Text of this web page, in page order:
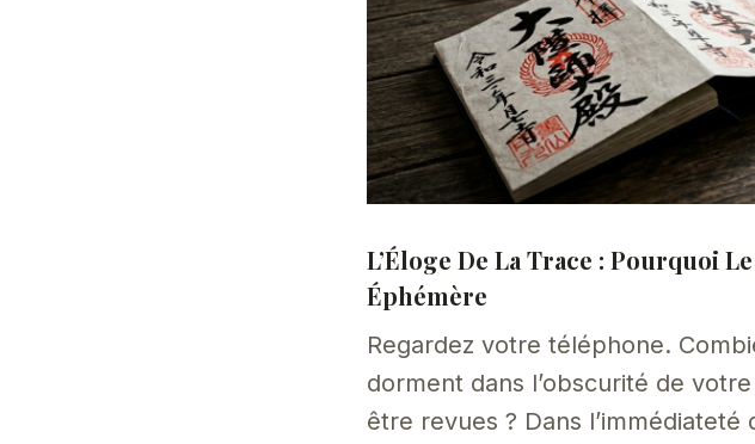
L’Éloge De La Trace : Pourquoi
Éphémère
Regardez votre téléphone.
dorment dans l’obscurité de
être revues ? Dans